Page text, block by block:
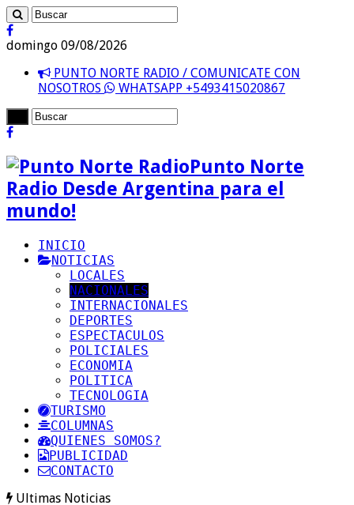
domingo 09/08/2026
PUNTO NORTE RADIO / COMUNICATE CON
NOSOTROS
WHATSAPP +5493415020867
Punto Norte
Radio Desde Argentina para el
mundo!
INICIO
NOTICIAS
LOCALES
NACIONALES
INTERNACIONALES
DEPORTES
ESPECTACULOS
POLICIALES
ECONOMIA
POLITICA
TECNOLOGIA
TURISMO
COLUMNAS
QUIENES SOMOS?
PUBLICIDAD
CONTACTO
Ultimas Noticias